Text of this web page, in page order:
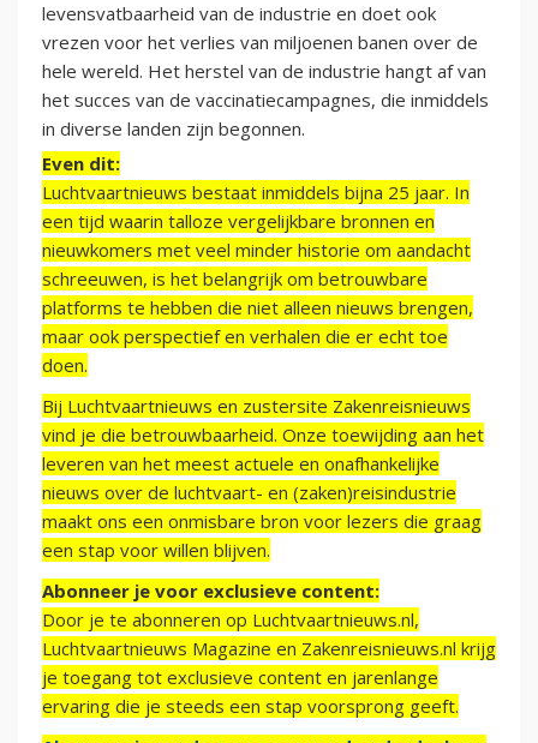
levensvatbaarheid van de industrie en doet ook
vrezen voor het verlies van miljoenen banen over de
hele wereld. Het herstel van de industrie hangt af van
het succes van de vaccinatiecampagnes, die inmiddels
in diverse landen zijn begonnen.
Even dit:
Luchtvaartnieuws bestaat inmiddels bijna 25 jaar. In
een tijd waarin talloze vergelijkbare bronnen en
nieuwkomers met veel minder historie om aandacht
schreeuwen, is het belangrijk om betrouwbare
platforms te hebben die niet alleen nieuws brengen,
maar ook perspectief en verhalen die er echt toe
doen.
Bij Luchtvaartnieuws en zustersite Zakenreisnieuws
vind je die betrouwbaarheid. Onze toewijding aan het
leveren van het meest actuele en onafhankelijke
nieuws over de luchtvaart- en (zaken)reisindustrie
maakt ons een onmisbare bron voor lezers die graag
een stap voor willen blijven.
Abonneer je voor exclusieve content:
Door je te abonneren op Luchtvaartnieuws.nl,
Luchtvaartnieuws Magazine en Zakenreisnieuws.nl krijg
je toegang tot exclusieve content en jarenlange
ervaring die je steeds een stap voorsprong geeft.